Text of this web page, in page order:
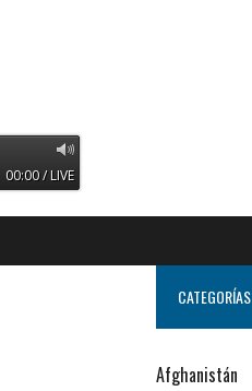
00:00 / LIVE
CATEGORÍAS
Afghanistán